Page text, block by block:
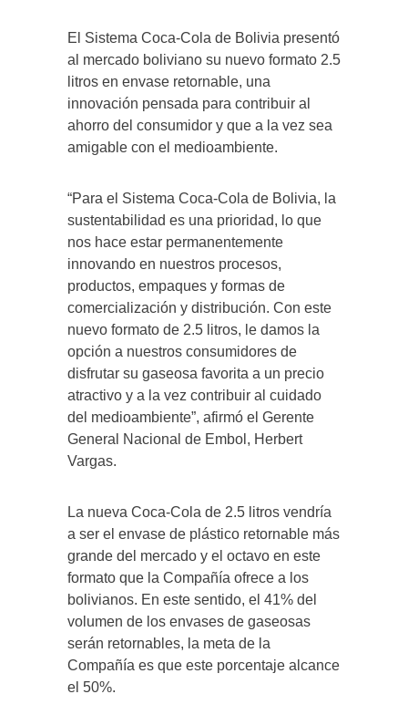
El Sistema Coca-Cola de Bolivia presentó
al mercado boliviano su nuevo formato 2.5
litros en envase retornable, una
innovación pensada para contribuir al
ahorro del consumidor y que a la vez sea
amigable con el medioambiente.
“Para el Sistema Coca-Cola de Bolivia, la
sustentabilidad es una prioridad, lo que
nos hace estar permanentemente
innovando en nuestros procesos,
productos, empaques y formas de
comercialización y distribución. Con este
nuevo formato de 2.5 litros, le damos la
opción a nuestros consumidores de
disfrutar su gaseosa favorita a un precio
atractivo y a la vez contribuir al cuidado
del medioambiente”, afirmó el Gerente
General Nacional de Embol, Herbert
Vargas.
La nueva Coca-Cola de 2.5 litros vendría
a ser el envase de plástico retornable más
grande del mercado y el octavo en este
formato que la Compañía ofrece a los
bolivianos. En este sentido, el 41% del
volumen de los envases de gaseosas
serán retornables, la meta de la
Compañía es que este porcentaje alcance
el 50%.